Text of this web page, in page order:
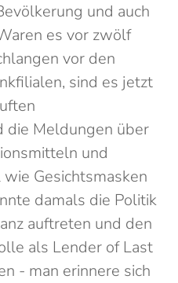
und auch
es vor zwölf
vor den
sind es jetzt
die Meldungen über
und
Gesichtsmasken
damals die Politik
auftreten und den
als Lender of Last
- man erinnere sich